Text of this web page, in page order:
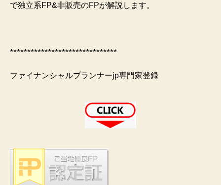
で独立系FP&非販売のFPが解説します。
*******************************
ファイナンシャルプランナーjp専門家登録